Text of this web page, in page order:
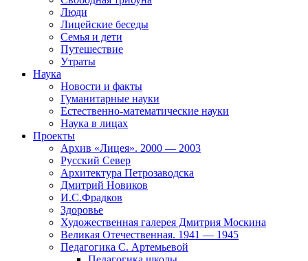
Люди
Лицейские беседы
Семья и дети
Путешествие
Утраты
Наука
Новости и факты
Гуманитарные науки
Естественно-математические науки
Наука в лицах
Проекты
Архив «Лицея». 2000 — 2003
Русский Север
Архитектура Петрозаводска
Дмитрий Новиков
И.С.Фрадков
Здоровье
Художественная галерея Дмитрия Москина
Великая Отечественная. 1941 — 1945
Педагогика С. Артемьевой